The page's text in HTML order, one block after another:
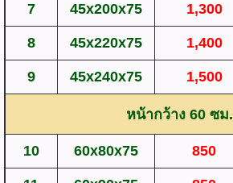
7 45x200x75 1,300
8 45x220x75 1,400
9 45x240x75 1,500
หน้ากว้าง 60 ซม.
10 60x80x75 850